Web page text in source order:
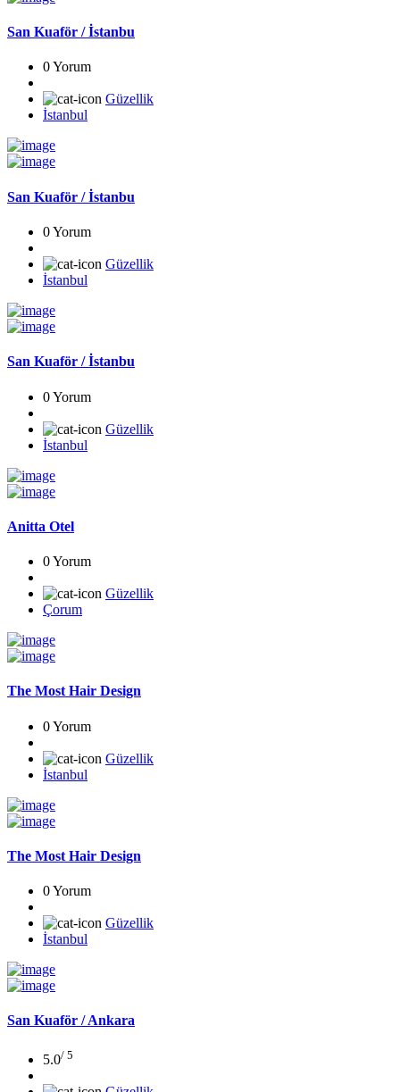
San Kuaför / İstanbu
0 Yorum
Güzellik
İstanbul
San Kuaför / İstanbu
0 Yorum
Güzellik
İstanbul
San Kuaför / İstanbu
0 Yorum
Güzellik
İstanbul
Anitta Otel
0 Yorum
Güzellik
Çorum
The Most Hair Design
0 Yorum
Güzellik
İstanbul
The Most Hair Design
0 Yorum
Güzellik
İstanbul
San Kuaför / Ankara
5.0/ 5